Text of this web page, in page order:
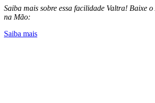
Saiba mais sobre essa facilidade Valtra! Baixe
na Mão:
Saiba mais